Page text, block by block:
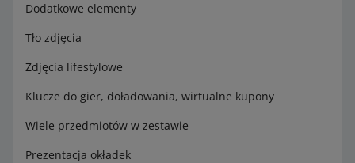
Dodatkowe elementy
Tło zdjęcia
Zdjęcia lifestylowe
Klucze do gier, doładowania, wirtualne kupony
Wiele przedmiotów w zestawie
Prezentacja okładek